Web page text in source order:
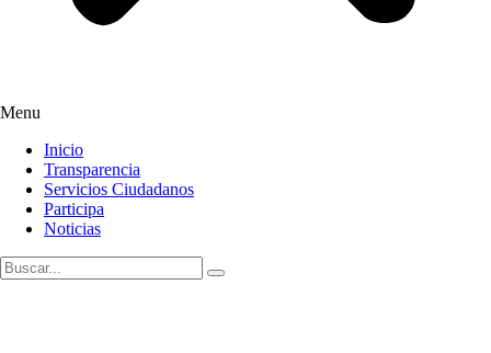
Menu
Inicio
Transparencia
Servicios Ciudadanos
Participa
Noticias